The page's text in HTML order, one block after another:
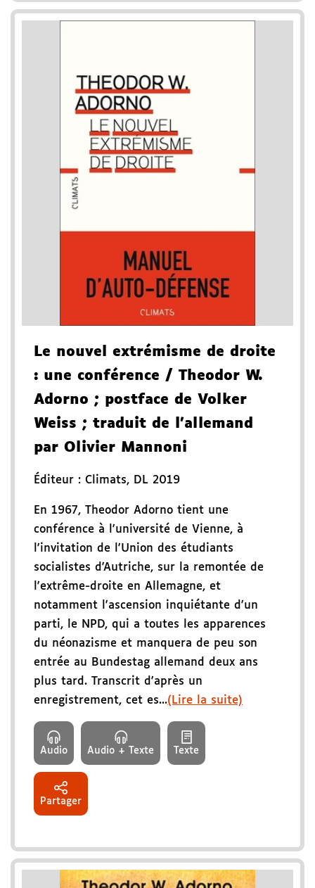
Le nouvel extrémisme de droite
: une conférence / Theodor W.
Adorno ; postface de Volker
Weiss ; traduit de l'allemand
par Olivier Mannoni
Éditeur : Climats, DL 2019
En 1967, Theodor Adorno tient une
conférence à l'université de Vienne, à
l'invitation de l'Union des étudiants
socialistes d'Autriche, sur la remontée de
l'extrême-droite en Allemagne, et
notamment l'ascension inquiétante d'un
parti, le NPD, qui a toutes les apparences
du néonazisme et manquera de peu son
entrée au Bundestag allemand deux ans
plus tard. Transcrit d'après un
enregistrement, cet es...(Lire la suite)
Audio Audio + Texte Texte
Partager